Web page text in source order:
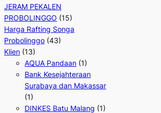
JERAM PEKALEN
PROBOLINGGO (15)
Harga Rafting Songa
Probolinggo (43)
Klien (13)
AQUA Pandaan (1)
Bank Kesejahteraan
Surabaya dan Makassar
(1)
DINKES Batu Malang (1)